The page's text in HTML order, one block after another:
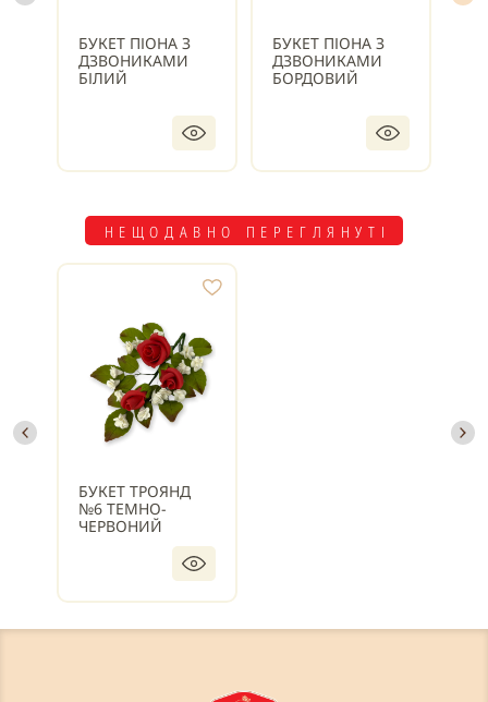
БУКЕТ ПІОНА З
ДЗВОНИКАМИ
БІЛИЙ
БУКЕТ ПІОНА З
ДЗВОНИКАМИ
БОРДОВИЙ
НЕЩОДАВНО ПЕРЕГЛЯНУТІ
БУКЕТ ТРОЯНД
№6 ТЕМНО-
ЧЕРВОНИЙ